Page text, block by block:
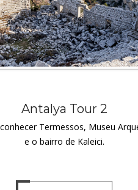
Antalya Tour 2
Termessos, Museu
e o bairro de Kaleici.